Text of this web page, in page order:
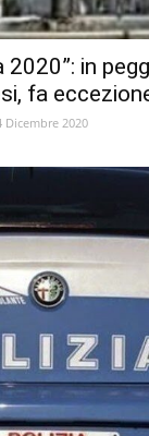
2020”: in
fa
Dicembre 2020